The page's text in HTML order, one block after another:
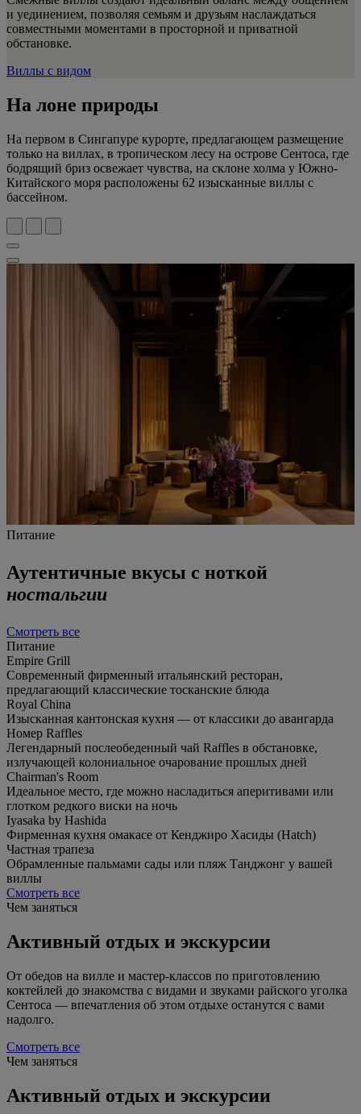
и уединением, позволяя семьям и друзьям наслаждаться
совместными моментами в просторной и приватной
обстановке.
Виллы с видом
На лоне природы
На первом в Сингапуре курорте, предлагающем размещение
только на виллах, в тропическом лесу на острове Сентоса, где
бодрящий бриз освежает чувства, на склоне холма у Южно-
Китайского моря расположены 62 изысканные виллы с
бассейном.
Питание
Аутентичные вкусы с ноткой
ностальгии
Смотреть все
Питание
Empire Grill
Современный фирменный итальянский ресторан,
предлагающий классические тосканские блюда
Royal China
Изысканная кантонская кухня — от классики до авангарда
Номер Raffles
Легендарный послеобеденный чай Raffles в обстановке,
излучающей колониальное очарование прошлых дней
Chairman's Room
Идеальное место, где можно насладиться аперитивами или
глотком редкого виски на ночь
Iyasaka by Hashida
Фирменная кухня омакасе от Кенджиро Хасиды (Hatch)
Частная трапеза
Обрамленные пальмами сады или пляж Танджонг у вашей
виллы
Смотреть все
Чем заняться
Активный отдых и экскурсии
От обедов на вилле и мастер-классов по приготовлению
коктейлей до знакомства с видами и звуками райского уголка
Сентоса — впечатления об этом отдыхе останутся с вами
надолго.
Смотреть все
Чем заняться
Активный отдых и экскурсии